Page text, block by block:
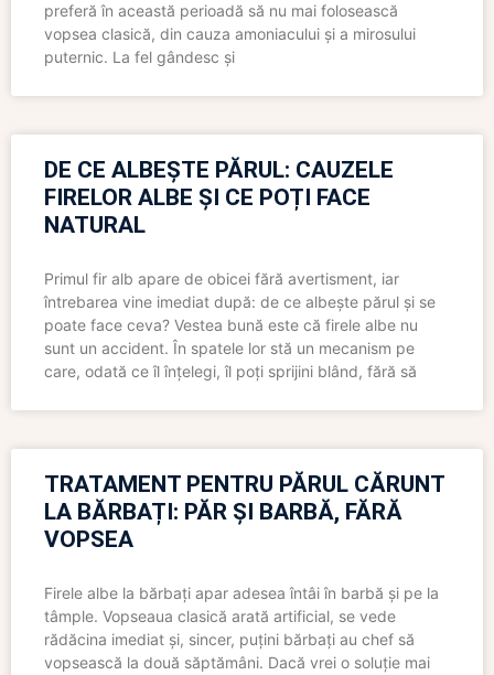
preferă în această perioadă să nu mai folosească
vopsea clasică, din cauza amoniacului și a mirosului
puternic. La fel gândesc și
DE CE ALBEȘTE PĂRUL: CAUZELE
FIRELOR ALBE ȘI CE POȚI FACE
NATURAL
Primul fir alb apare de obicei fără avertisment, iar
întrebarea vine imediat după: de ce albește părul și se
poate face ceva? Vestea bună este că firele albe nu
sunt un accident. În spatele lor stă un mecanism pe
care, odată ce îl înțelegi, îl poți sprijini blând, fără să
TRATAMENT PENTRU PĂRUL CĂRUNT
LA BĂRBAȚI: PĂR ȘI BARBĂ, FĂRĂ
VOPSEA
Firele albe la bărbați apar adesea întâi în barbă și pe la
tâmple. Vopseaua clasică arată artificial, se vede
rădăcina imediat și, sincer, puțini bărbați au chef să
vopsească la două săptămâni. Dacă vrei o soluție mai